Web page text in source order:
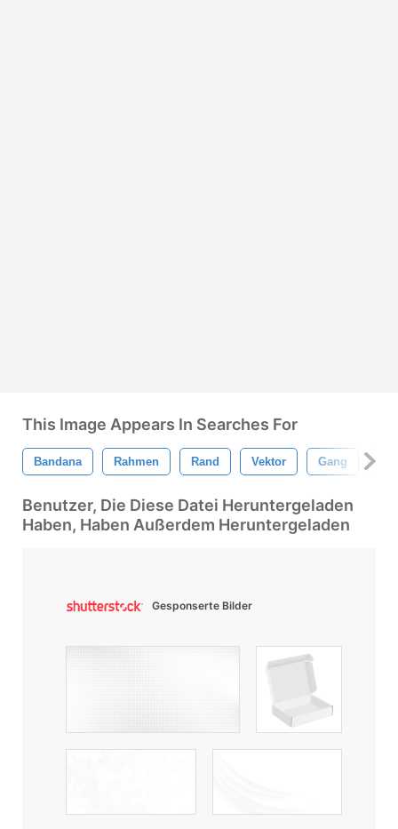
This Image Appears In Searches For
Bandana Rahmen Rand Vektor Gang
Benutzer, Die Diese Datei Heruntergeladen
Haben, Haben Außerdem Heruntergeladen
Gesponserte Bilder